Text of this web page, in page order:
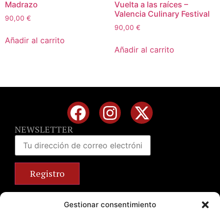
Gestionar consentimiento
Madrazo
90,00 €
Añadir al carrito
Vuelta a las raíces –
Valencia Culinary Festival
90,00 €
Añadir al carrito
NEWSLETTER
+34 963 672 314